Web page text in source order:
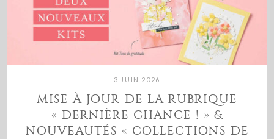
3 JUIN 2026
MISE À JOUR DE LA RUBRIQUE
« DERNIÈRE CHANCE ! » &
NOUVEAUTÉS « COLLECTIONS DE